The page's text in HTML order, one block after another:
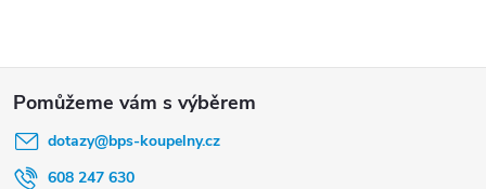
dotazy@bps-koupelny.cz
608 247 630